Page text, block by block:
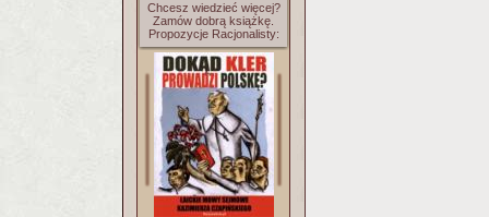
Chcesz wiedzieć więcej?
Zamów dobrą książkę.
Propozycje Racjonalisty: